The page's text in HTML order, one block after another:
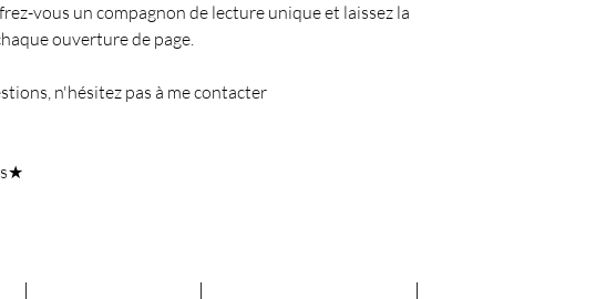
vous un compagnon de lecture unique et laissez la
ouverture de page.
n'hésitez pas à me contacter